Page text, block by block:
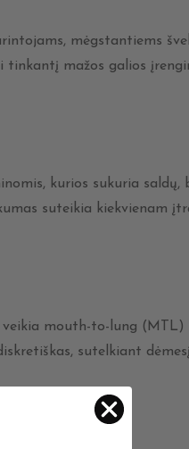
mėgstantiems
mažos galios
kurios sukuria saldų,
suteikia kiekvienam
mouth-to-lung
sutelkiant